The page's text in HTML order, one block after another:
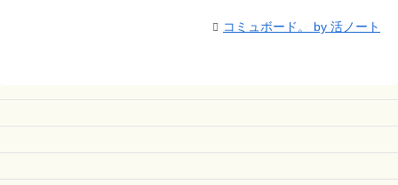
コミュボード。 by 活ノート